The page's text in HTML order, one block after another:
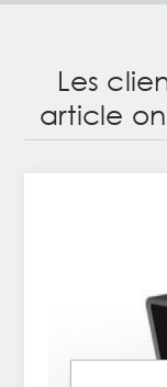
Les
article